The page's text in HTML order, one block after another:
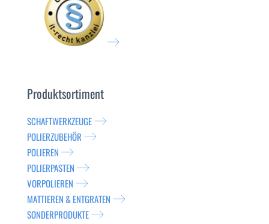
Produktsortiment
SCHAFTWERKZEUGE
POLIERZUBEHÖR
POLIEREN
POLIERPASTEN
VORPOLIEREN
MATTIEREN & ENTGRATEN
SONDERPRODUKTE